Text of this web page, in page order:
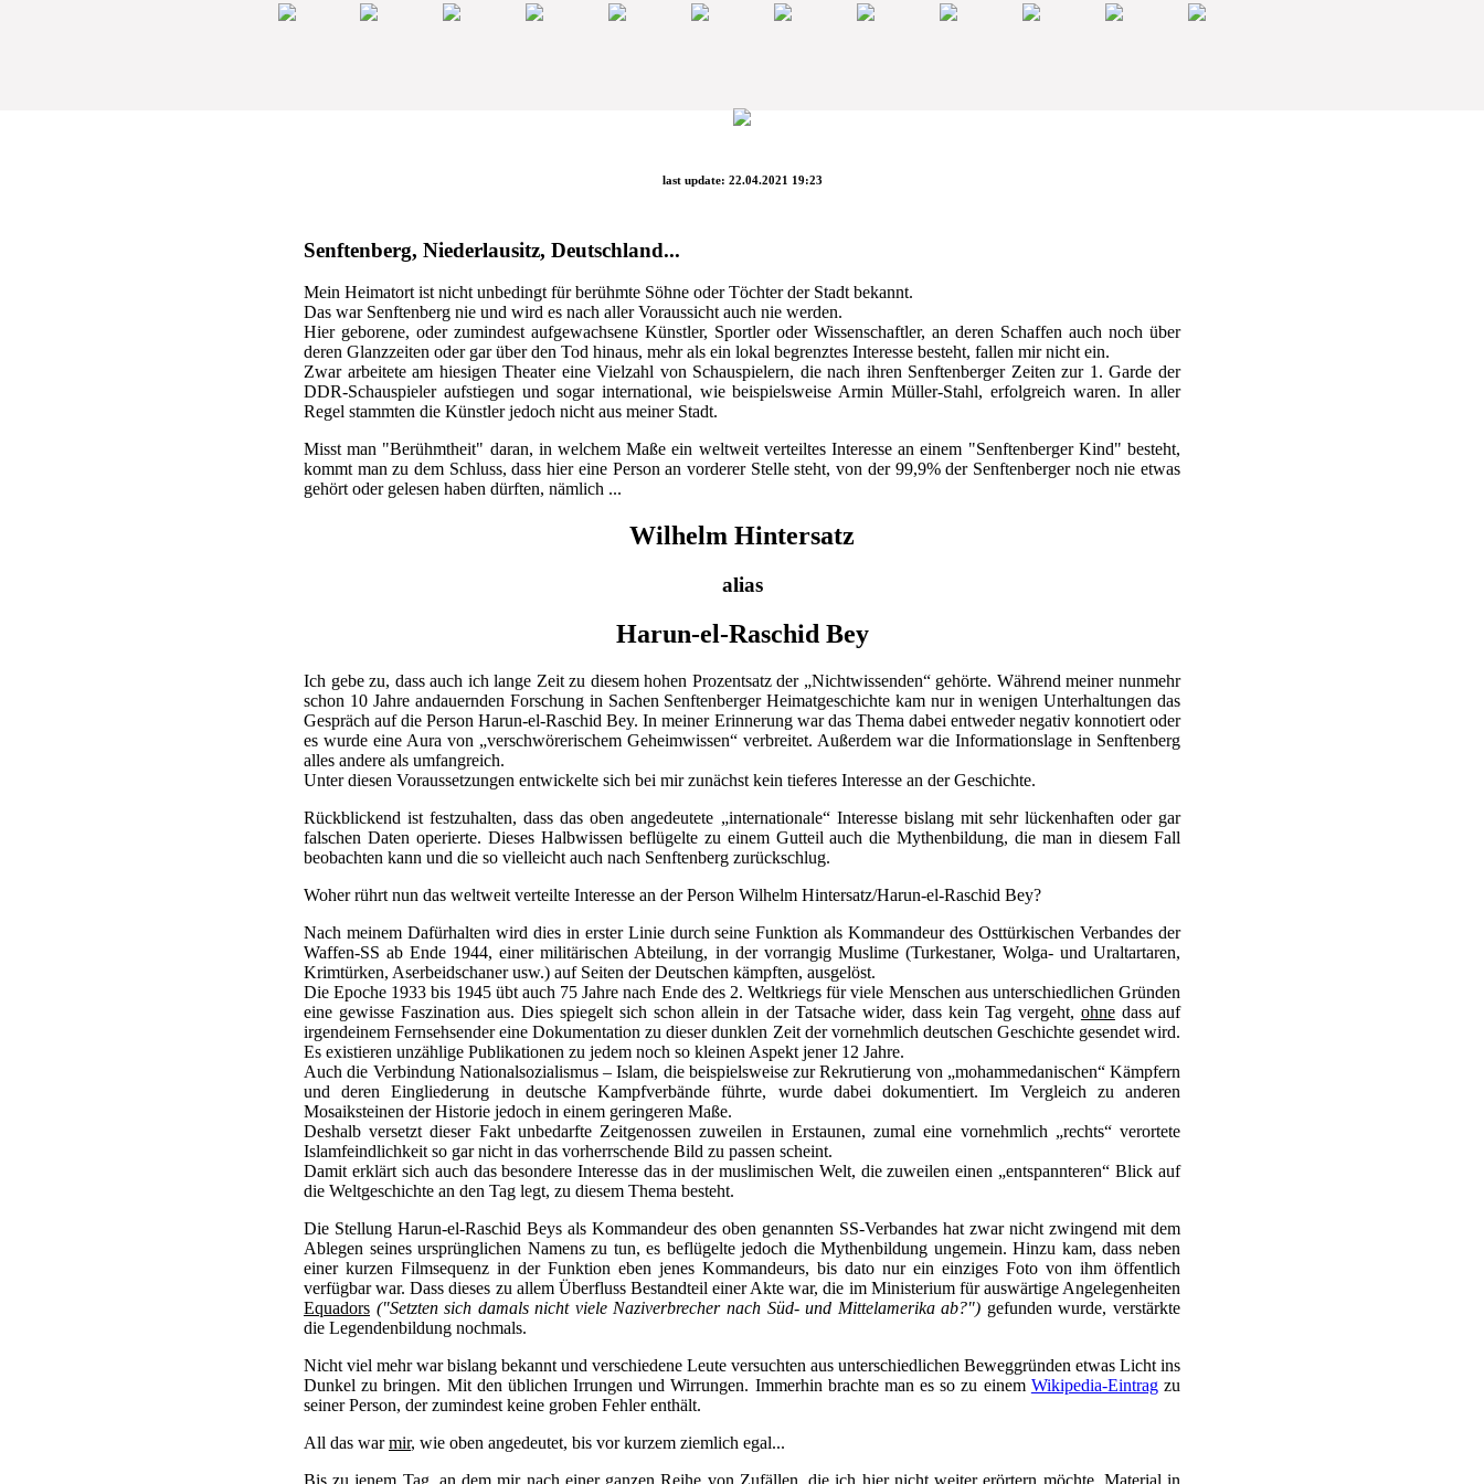
last update: 22.04.2021 19:23
Senftenberg, Niederlausitz, Deutschland...
Mein Heimatort ist nicht unbedingt für berühmte Söhne oder Töchter der Stadt bekannt.
Das war Senftenberg nie und wird es nach aller Voraussicht auch nie werden.
Hier geborene, oder zumindest aufgewachsene Künstler, Sportler oder Wissenschaftler, an deren Schaffen auch noch über
deren Glanzzeiten oder gar über den Tod hinaus, mehr als ein lokal begrenztes Interesse besteht, fallen mir nicht ein.
Zwar arbeitete am hiesigen Theater eine Vielzahl von Schauspielern, die nach ihren Senftenberger Zeiten zur 1. Garde der
DDR-Schauspieler aufstiegen und sogar international, wie beispielsweise Armin Müller-Stahl, erfolgreich waren. In aller
Regel stammten die Künstler jedoch nicht aus meiner Stadt.
Misst man "Berühmtheit" daran, in welchem Maße ein weltweit verteiltes Interesse an einem "Senftenberger Kind" besteht,
kommt man zu dem Schluss, dass hier eine Person an vorderer Stelle steht, von der 99,9% der Senftenberger noch nie etwas
gehört oder gelesen haben dürften, nämlich ...
Wilhelm Hintersatz
alias
Harun-el-Raschid Bey
Ich gebe zu, dass auch ich lange Zeit zu diesem hohen Prozentsatz der „Nichtwissenden“ gehörte. Während meiner nunmehr
schon 10 Jahre andauernden Forschung in Sachen Senftenberger Heimatgeschichte kam nur in wenigen Unterhaltungen das
Gespräch auf die Person Harun-el-Raschid Bey. In meiner Erinnerung war das Thema dabei entweder negativ konnotiert oder
es wurde eine Aura von „verschwörerischem Geheimwissen“ verbreitet. Außerdem war die Informationslage in Senftenberg
alles andere als umfangreich.
Unter diesen Voraussetzungen entwickelte sich bei mir zunächst kein tieferes Interesse an der Geschichte.
Rückblickend ist festzuhalten, dass das oben angedeutete „internationale“ Interesse bislang mit sehr lückenhaften oder gar
falschen Daten operierte. Dieses Halbwissen beflügelte zu einem Gutteil auch die Mythenbildung, die man in diesem Fall
beobachten kann und die so vielleicht auch nach Senftenberg zurückschlug.
Woher rührt nun das weltweit verteilte Interesse an der Person Wilhelm Hintersatz/Harun-el-Raschid Bey?
Nach meinem Dafürhalten wird dies in erster Linie durch seine Funktion als Kommandeur des Osttürkischen Verbandes der
Waffen-SS ab Ende 1944, einer militärischen Abteilung, in der vorrangig Muslime (Turkestaner, Wolga- und Uraltartaren,
Krimtürken, Aserbeidschaner usw.) auf Seiten der Deutschen kämpften, ausgelöst.
Die Epoche 1933 bis 1945 übt auch 75 Jahre nach Ende des 2. Weltkriegs für viele Menschen aus unterschiedlichen Gründen
eine gewisse Faszination aus. Dies spiegelt sich schon allein in der Tatsache wider, dass kein Tag vergeht, ohnedass auf
irgendeinem Fernsehsender eine Dokumentation zu dieser dunklen Zeit der vornehmlich deutschen Geschichte gesendet wird.
Es existieren unzählige Publikationen zu jedem noch so kleinen Aspekt jener 12 Jahre.
Auch die Verbindung Nationalsozialismus – Islam, die beispielsweise zur Rekrutierung von „mohammedanischen“ Kämpfern
und deren Eingliederung in deutsche Kampfverbände führte, wurde dabei dokumentiert. Im Vergleich zu anderen
Mosaiksteinen der Historie jedoch in einem geringeren Maße.
Deshalb versetzt dieser Fakt unbedarfte Zeitgenossen zuweilen in Erstaunen, zumal eine vornehmlich „rechts“ verortete
Islamfeindlichkeit so gar nicht in das vorherrschende Bild zu passen scheint.
Damit erklärt sich auch das besondere Interesse das in der muslimischen Welt, die zuweilen einen „entspannteren“ Blick auf
die Weltgeschichte an den Tag legt, zu diesem Thema besteht.
Die Stellung Harun-el-Raschid Beys als Kommandeur des oben genannten SS-Verbandes hat zwar nicht zwingend mit dem
Ablegen seines ursprünglichen Namens zu tun, es beflügelte jedoch die Mythenbildung ungemein. Hinzu kam, dass neben
einer kurzen Filmsequenz in der Funktion eben jenes Kommandeurs, bis dato nur ein einziges Foto von ihm öffentlich
verfügbar war. Dass dieses zu allem Überfluss Bestandteil einer Akte war, die im Ministerium für auswärtige Angelegenheiten
Equadors ("Setzten sich damals nicht viele Naziverbrecher nach Süd- und Mittelamerika ab?") gefunden wurde, verstärkte
die Legendenbildung nochmals.
Nicht viel mehr war bislang bekannt und verschiedene Leute versuchten aus unterschiedlichen Beweggründen etwas Licht ins
Dunkel zu bringen. Mit den üblichen Irrungen und Wirrungen. Immerhin brachte man es so zu einem Wikipedia-Eintragzu
seiner Person, der zumindest keine groben Fehler enthält.
All das warmir, wie oben angedeutet, bis vor kurzem ziemlich egal...
Bis zu jenem Tag, an dem mir nach einer ganzen Reihe von Zufällen, die ich hier nicht weiter erörtern möchte, Material in